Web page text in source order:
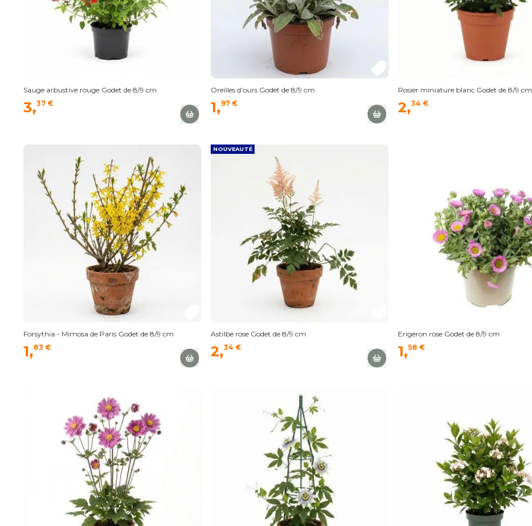
Sauge arbustive rouge Godet de 8/9 cm
3,37 €
Oreilles d'ours Godet de 8/9 cm
1,97 €
Rosier miniature blanc Godet de 8/9 cm
2,34 €
Forsythia - Mimosa de Paris Godet de 8/9 cm
1,83 €
NOUVEAUTÉ
Astilbe rose Godet de 8/9 cm
2,34 €
Erigeron rose Godet de 8/9 cm
1,58 €